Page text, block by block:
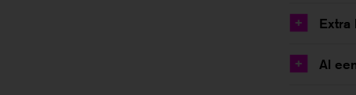
+ Extra
+ Al